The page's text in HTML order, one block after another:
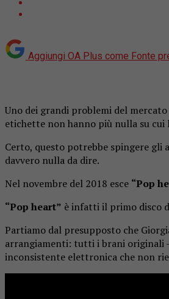
Aggiungi OA Plus come Fonte
Uno dei grandi problemi del
etichette non hanno più nulla su cui
Certo, questo potrebbe spingere
davvero nulla da dire.
Nel novembre del 2018 esce “Pop
“Pop heart” è infatti il primo disco
Partiamo dal presupposto che
arrangiamenti: tutti i brani originali
inconsistente elettronica che non